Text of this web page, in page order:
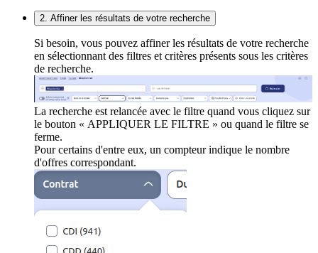
2. Affiner les résultats de votre recherche
Si besoin, vous pouvez affiner les résultats de votre recherche
en sélectionnant des filtres et critères présents sous les critères
de recherche.
La recherche est relancée avec le filtre quand vous cliquez sur
le bouton « APPLIQUER LE FILTRE » ou quand le filtre se
ferme.
Pour certains d'entre eux, un compteur indique le nombre
d'offres correspondant.